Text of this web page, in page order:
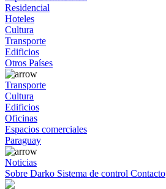
Residencial
Hoteles
Cultura
Transporte
Edificios
Otros Países
Transporte
Cultura
Edificios
Oficinas
Espacios comerciales
Paraguay
Noticias
Sobre Darko Sistema de control Contacto